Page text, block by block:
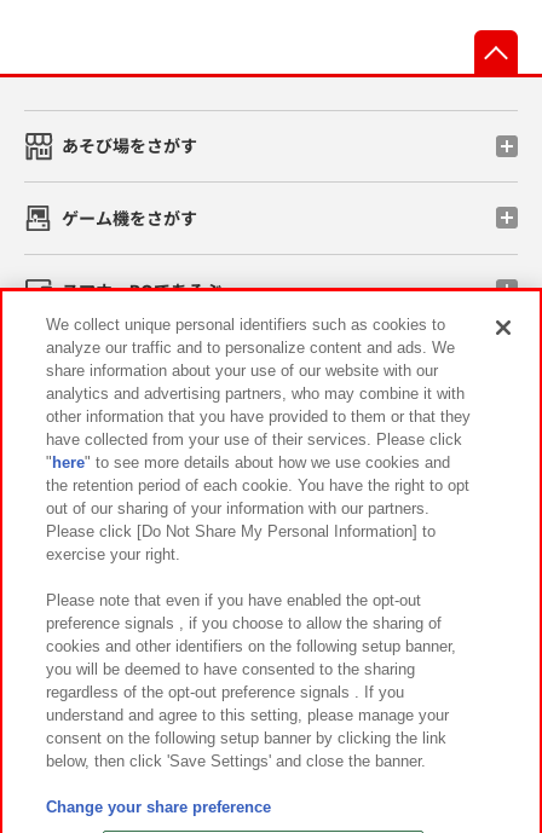
あそび場をさがす
ゲーム機をさがす
スマホ・PCであそぶ
イベント・キャンペーン
関連会社 サステナビリティ サイトポリシー
プライバシーポリシー ウェブアクセシビリティ方針と検証結果
お取引先さまとともに
カスタマーハラスメント対応方針 よくあるご質問・お問い合わせ
©Bandai Namco Amusement Inc.
©Bandai Namco Amusement Lab Inc.
We collect unique personal identifiers such as cookies to
analyze our traffic and to personalize content and ads. We
share information about your use of our website with our
analytics and advertising partners, who may combine it with
other information that you have provided to them or that they
have collected from your use of their services. Please click
" here" to see more details about how we use cookies and
the retention period of each cookie. You have the right to opt
out of our sharing of your information with our partners.
Please click [Do Not Share My Personal Information] to
exercise your right.
Please note that even if you have enabled the opt-out
preference signals , if you choose to allow the sharing of
cookies and other identifiers on the following setup banner,
you will be deemed to have consented to the sharing
regardless of the opt-out preference signals . If you
understand and agree to this setting, please manage your
consent on the following setup banner by clicking the link
below, then click 'Save Settings' and close the banner.
Change your share preference